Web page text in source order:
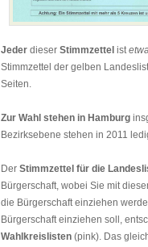
Jeder dieser Stimmzettel ist
Stimmzettel der gelben
Seiten.
Zur Wahl stehen in Hamburg
Bezirksebene stehen in 2011
Der Stimmzettel für die
Bürgerschaft, wobei Sie mit
die Bürgerschaft einziehen
Bürgerschaft einziehen soll,
Wahlkreislisten (pink). Das